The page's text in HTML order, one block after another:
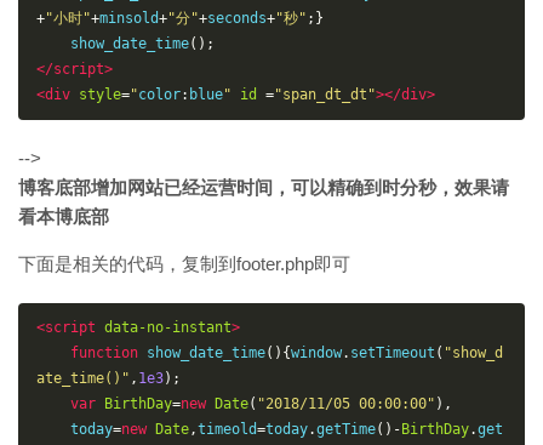
+"小时"+minsold+"分"+seconds+"秒" ;}
    show_date_time
();
</script>
<div style="color: blue" id ="span_dt_dt"></div>
-->
博客底部增加网站已经运营时间，可以精确到时分秒，效果请
看本博底部
下面是相关的代码，复制到footer.php即可
<script data-no-instant>
function show_date_time(){window. setTimeout ( "show_d
ate_time()" , 1e3);
var
BirthDay=new Date( "2018/11/05 00:00:00" ),
    today
=new Date,timeold=today.getTime()- BirthDay.get